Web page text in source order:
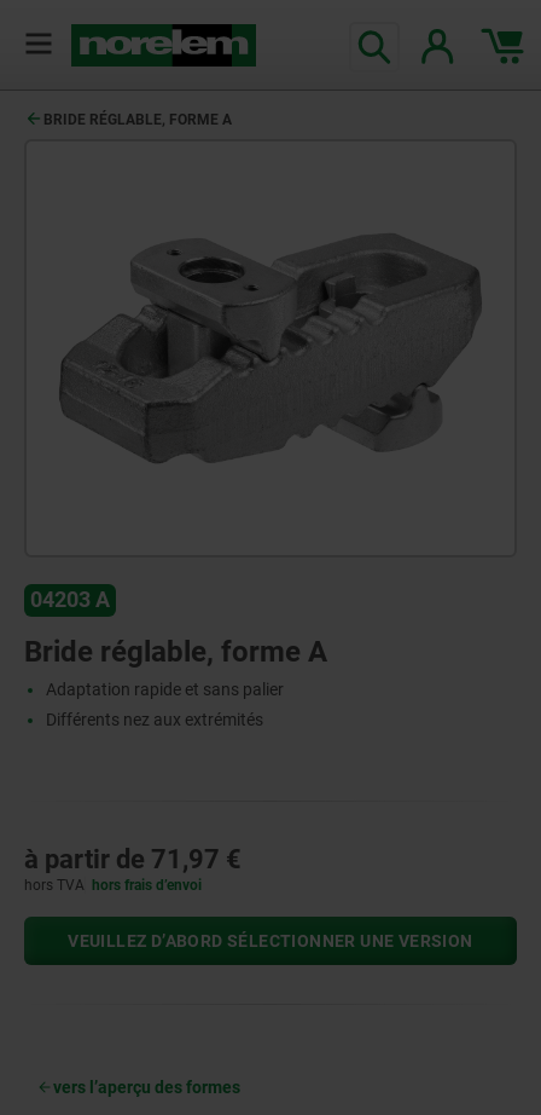
BRIDE RÉGLABLE, FORME A
04203 A
Bride réglable, forme A
Adaptation rapide et sans palier
Différents nez aux extrémités
à partir de 71,97 €
hors TVA hors frais d’envoi
VEUILLEZ D’ABORD SÉLECTIONNER UNE VERSION
vers l’aperçu des formes